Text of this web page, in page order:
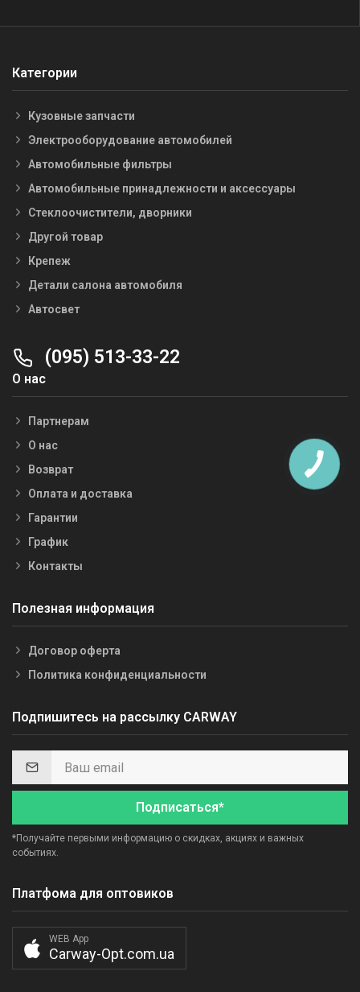
Категории
Кузовные запчасти
Электрооборудование автомобилей
Автомобильные фильтры
Автомобильные принадлежности и аксессуары
Стеклоочистители, дворники
Другой товар
Крепеж
Детали салона автомобиля
Автосвет
(095) 513-33-22
О нас
Партнерам
О нас
Возврат
Оплата и доставка
Гарантии
График
Контакты
Полезная информация
Договор оферта
Политика конфиденциальности
Подпишитесь на рассылку CARWAY
Подписаться*
*Получайте первыми информацию о скидках, акциях и важных
событиях.
Платфома для оптовиков
WEB App
Carway-Opt.com.ua